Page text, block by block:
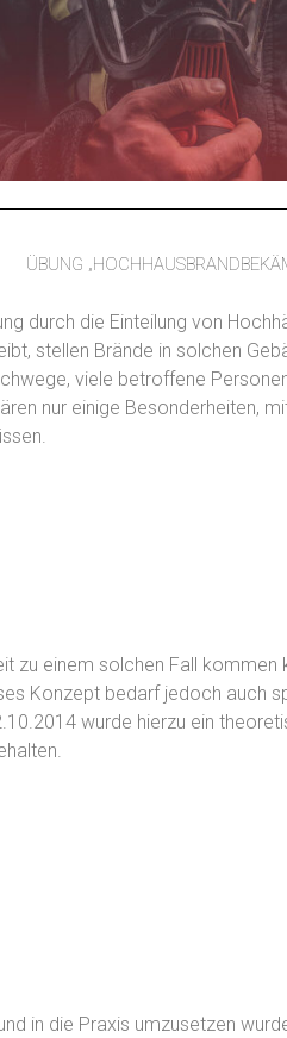
ÜBUNG
durch die Einteilung von
stellen Brände in solchen
viele betroffene
nur einige Besonderheiten,
zu einem solchen Fall kommen
Konzept bedarf jedoch auch
wurde hierzu ein
in die Praxis umzusetzen